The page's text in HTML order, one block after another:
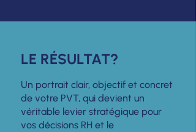
LE RÉSULTAT?
Un portrait clair, objectif et concret
de votre PVT, qui devient un
véritable levier stratégique pour
vos décisions RH et le